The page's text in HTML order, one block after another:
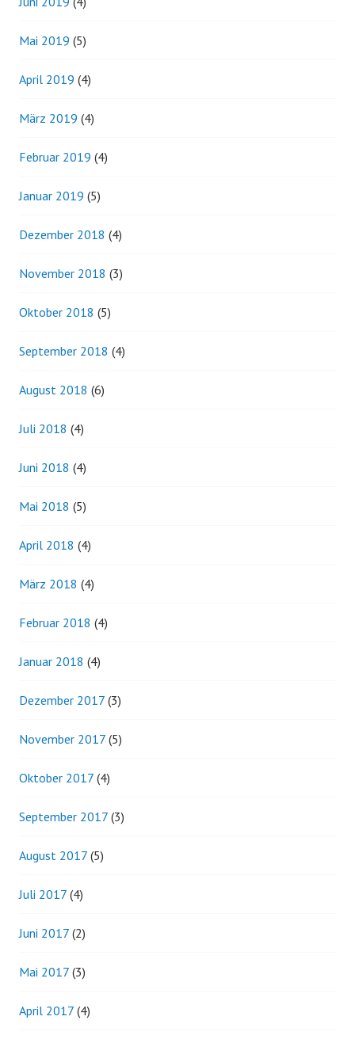
Mai 2019 (5)
April 2019 (4)
März 2019 (4)
Februar 2019 (4)
Januar 2019 (5)
Dezember 2018 (4)
November 2018 (3)
Oktober 2018 (5)
September 2018 (4)
August 2018 (6)
Juli 2018 (4)
Juni 2018 (4)
Mai 2018 (5)
April 2018 (4)
März 2018 (4)
Februar 2018 (4)
Januar 2018 (4)
Dezember 2017 (3)
November 2017 (5)
Oktober 2017 (4)
September 2017 (3)
August 2017 (5)
Juli 2017 (4)
Juni 2017 (2)
Mai 2017 (3)
April 2017 (4)